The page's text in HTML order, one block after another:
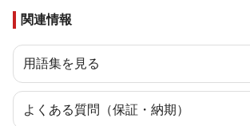
関連情報
用語集を見る
よくある質問（保証・納期）